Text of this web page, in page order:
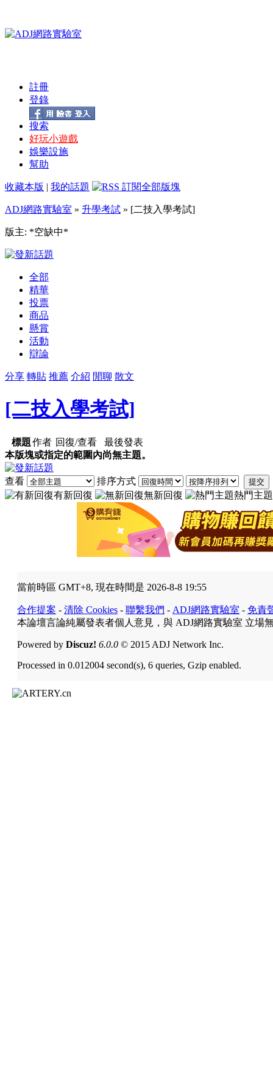
註冊
登錄
搜索
好玩小遊戲
娛樂設施
幫助
收藏本版 | 我的話題
ADJ網路實驗室 » 升學考試 » [二技入學考試]
版主: *空缺中*
全部
精華
投票
商品
懸賞
活動
辯論
分享 轉貼 推薦 介紹 閒聊 散文
[二技入學考試]
標題作者 回復/查看
最後發表
本版塊或指定的範圍內尚無主題。
查看 排序方式 提交
有新回復 無新回復 熱門主題
當前時區 GMT+8, 現在時間是 2026-8-8 19:55
合作提案 - 清除 Cookies - 聯繫我們 - ADJ網路實驗室 - 免責
本論壇言論純屬發表者個人意見，與 ADJ網路實驗室 立場
Powered by Discuz! 6.0.0 © 2015 ADJ Network Inc.
Processed in 0.012004 second(s), 6 queries, Gzip enabled.